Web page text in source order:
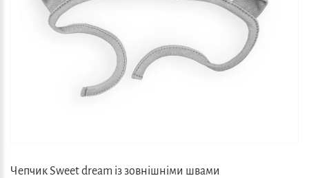
Чепчик Sweet dream із зовнішніми швами